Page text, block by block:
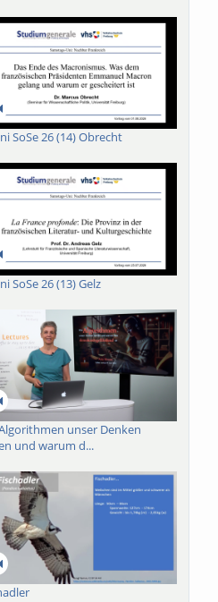
SoSe 26 (14) Obrecht
SoSe 26 (13) Gelz
unser Denken
und warum d...